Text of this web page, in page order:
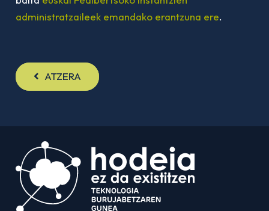
administratzaileek emandako erantzuna ere.
ATZERA